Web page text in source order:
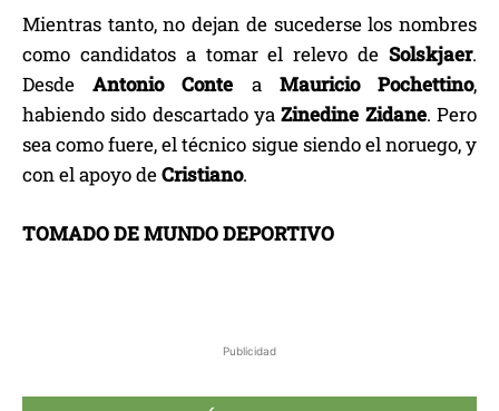
Publicidad
Mientras tanto, no dejan de sucederse los nombres
como candidatos a tomar el relevo de Solskjaer.
DesdeAntonio Conte a Mauricio Pochettino,
habiendo sido descartado ya Zinedine Zidane. Pero
sea como fuere, el técnico sigue siendo el noruego, y
con el apoyo deCristiano.
TOMADO DE MUNDO DEPORTIVO